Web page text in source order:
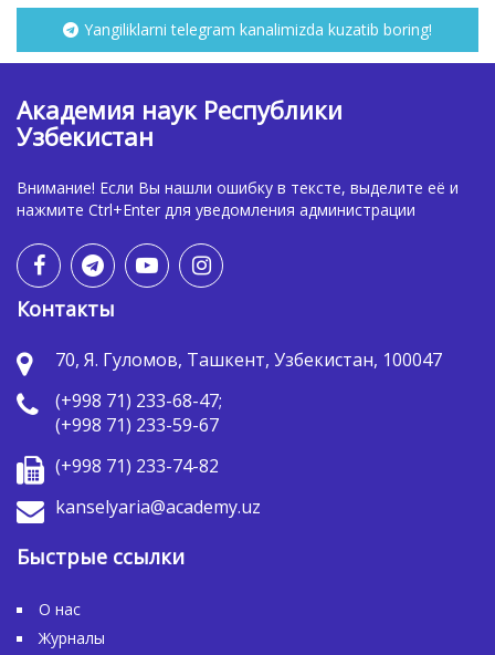
Yangiliklarni telegram kanalimizda kuzatib boring!
Академия наук Республики
Узбекистан
Внимание! Если Вы нашли ошибку в тексте, выделите её и
нажмите Ctrl+Enter для уведомления администрации
Контакты
70, Я. Гуломов, Ташкент, Узбекистан, 100047
(+998 71) 233-68-47;
(+998 71) 233-59-67
(+998 71) 233-74-82
kanselyaria@academy.uz
Быстрые ссылки
О нас
Журналы